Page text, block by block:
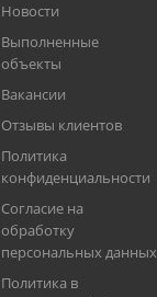
Новости
Выполненные
объекты
Вакансии
Отзывы клиентов
Политика
конфиденциальности
Согласие на
обработку
персональных данных
Политика в